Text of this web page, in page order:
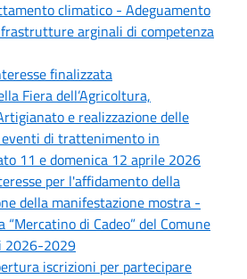
climatico - Adeguamento
arginali di competenza
finalizzata
Fiera dell’Agricoltura,
e realizzazione delle
di trattenimento in
11 e domenica 12 aprile 2026
per l'affidamento della
della manifestazione mostra -
di Cadeo” del Comune
2026-2029
iscrizioni per partecipare